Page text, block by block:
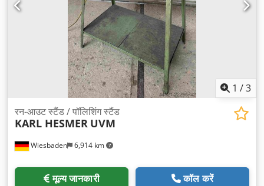
1 /3
Wiesbaden 6,914 km
रन-आउट स्टैंड / पॉलिशिंग स्टैंड
KARL HESMER UVM
मूल्य जानकारी कॉल करें